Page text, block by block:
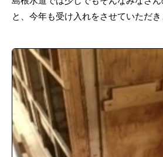
と、今年も受け入れをさせていただき